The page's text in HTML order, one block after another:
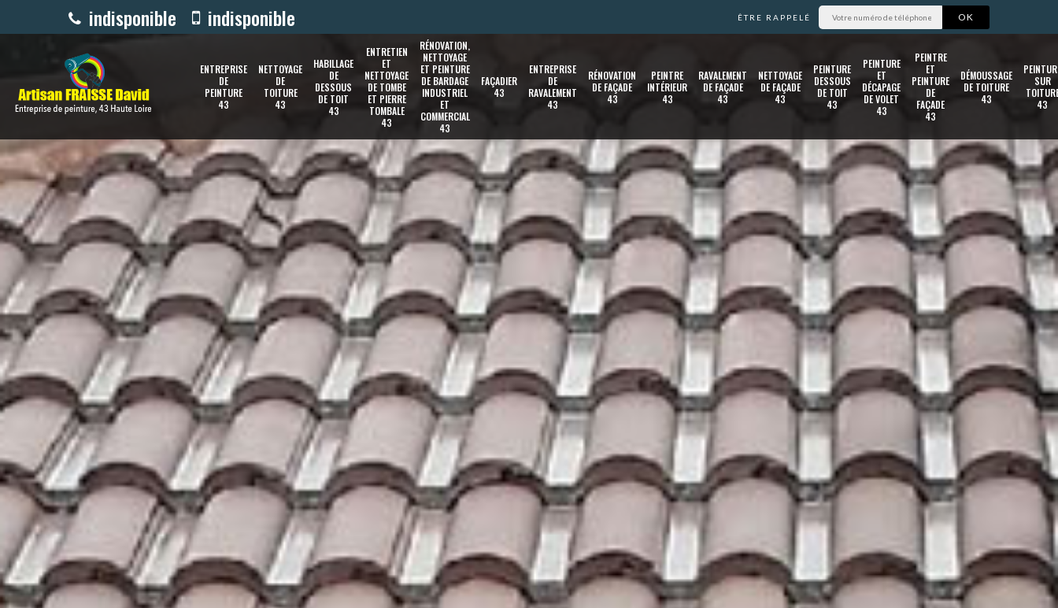
indisponible indisponible ÊTRE RAPPELÉ
ENTREPRISE
DE
PEINTURE
43
NETTOYAGE
DE
TOITURE
43
HABILLAGE
DE
DESSOUS
DE TOIT
43
ENTRETIEN
ET
NETTOYAGE
DE TOMBE
ET PIERRE
TOMBALE
43
RÉNOVATION,
NETTOYAGE
ET PEINTURE
DE BARDAGE
INDUSTRIEL
ET
COMMERCIAL
43
FAÇADIER
43
ENTREPRISE
DE
RAVALEMENT
43
RÉNOVATION
DE FAÇADE
43
PEINTRE
INTÉRIEUR
43
RAVALEMENT
DE FAÇADE
43
NETTOYAGE
DE FAÇADE
43
PEINTURE
DESSOUS
DE TOIT
43
PEINTURE
ET
DÉCAPAGE
DE VOLET
43
PEINTRE
ET
PEINTURE
DE
FAÇADE
43
DÉMOUSSAGE
DE TOITURE
43
SUR
43